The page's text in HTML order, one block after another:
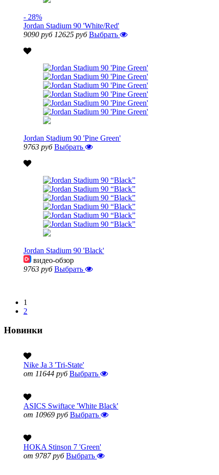
- 28%
Jordan Stadium 90 'White/Red'
9090 руб 12625 руб Выбрать
Jordan Stadium 90 'Pine Green'
9763 руб Выбрать
Jordan Stadium 90 'Black'
видео-обзор
9763 руб Выбрать
1
2
Новинки
Nike Ja 3 'Tri-State'
от 11644 руб Выбрать
ASICS Swiftace 'White Black'
от 10969 руб Выбрать
HOKA Stinson 7 'Green'
от 9787 руб Выбрать